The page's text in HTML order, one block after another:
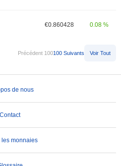
€0.860428 0.08 %
Précédent 100100 Suivants Voir Tout
de nous
Contact
les monnaies